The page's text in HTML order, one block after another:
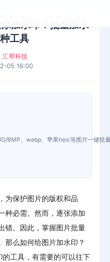
加水印？批量加水
工具
汇帮科技
05 16:00
BMP、webp、苹果heic等图片一键批
为保护图片的版权和品
种必需。然而，逐张添加
错。因此，掌握图片批量
那么如何给图片加水印？
工具，有需要的可以往下